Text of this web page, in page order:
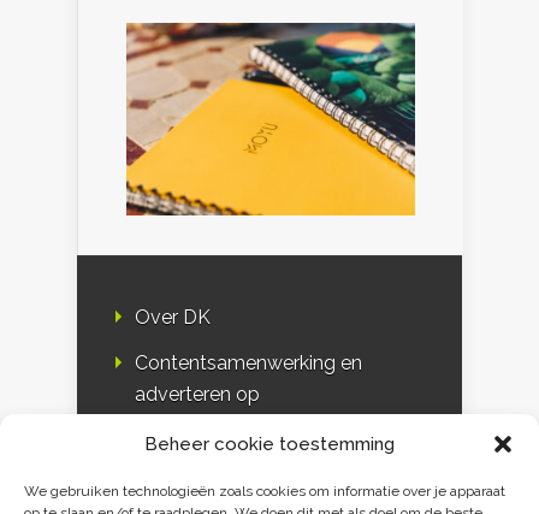
Beheer cookie toestemming
We gebruiken technologieën zoals cookies om informatie over je apparaat
Over DK
Contentsamenwerking en
adverteren op